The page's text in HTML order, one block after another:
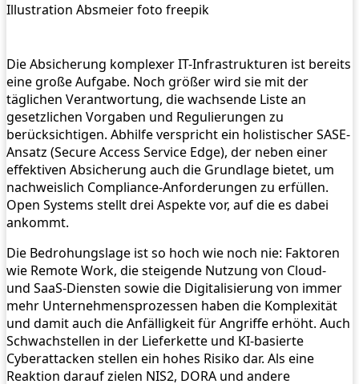
Illustration Absmeier foto freepik
Die Absicherung komplexer IT-Infrastrukturen ist bereits
eine große Aufgabe. Noch größer wird sie mit der
täglichen Verantwortung, die wachsende Liste an
gesetzlichen Vorgaben und Regulierungen zu
berücksichtigen. Abhilfe verspricht ein holistischer SASE-
Ansatz (Secure Access Service Edge), der neben einer
effektiven Absicherung auch die Grundlage bietet, um
nachweislich Compliance-Anforderungen zu erfüllen.
Open Systems stellt drei Aspekte vor, auf die es dabei
ankommt.
Die Bedrohungslage ist so hoch wie noch nie: Faktoren
wie Remote Work, die steigende Nutzung von Cloud-
und SaaS-Diensten sowie die Digitalisierung von immer
mehr Unternehmensprozessen haben die Komplexität
und damit auch die Anfälligkeit für Angriffe erhöht. Auch
Schwachstellen in der Lieferkette und KI-basierte
Cyberattacken stellen ein hohes Risiko dar. Als eine
Reaktion darauf zielen NIS2, DORA und andere